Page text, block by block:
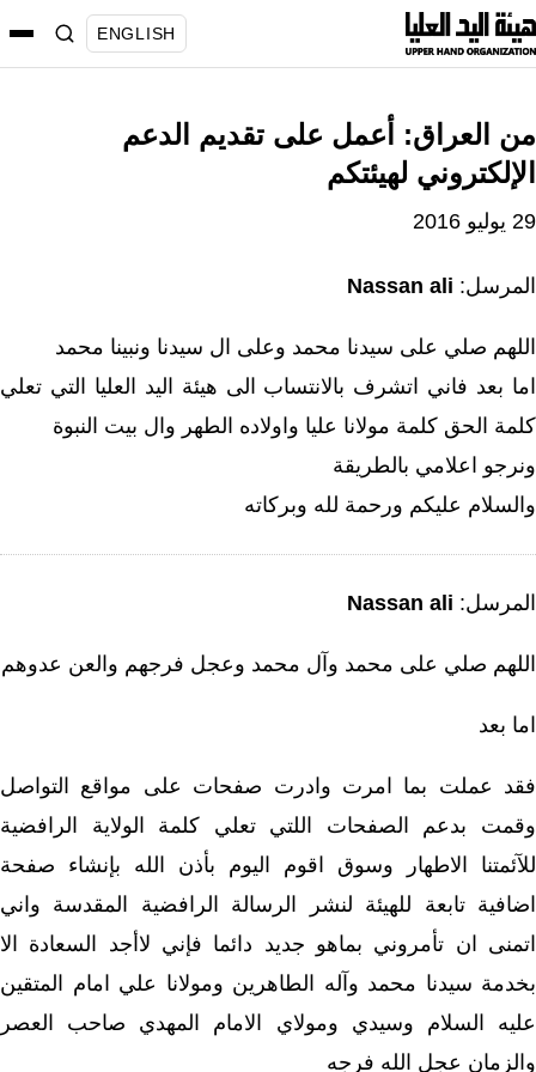
انتقل
إلى
ENGLISH
من العراق: أعمل على تقديم الدعم
الإلكتروني لهيئتكم
29 يوليو 2016
المرسل: Nassan ali
اللهم صلي على سيدنا محمد وعلى ال سيدنا ونبينا محمد
اما بعد فاني اتشرف بالانتساب الى هيئة اليد العليا التي تعلي
كلمة الحق كلمة مولانا عليا واولاده الطهر وال بيت النبوة
ونرجو اعلامي بالطريقة
والسلام عليكم ورحمة لله وبركاته
المرسل: Nassan ali
اللهم صلي على محمد وآل محمد وعجل فرجهم والعن عدوهم
اما بعد
فقد عملت بما امرت وادرت صفحات على مواقع التواصل
وقمت بدعم الصفحات اللتي تعلي كلمة الولاية الرافضية
للآئمتنا الاطهار وسوق اقوم اليوم بأذن الله بإنشاء صفحة
اضافية تابعة للهيئة لنشر الرسالة الرافضية المقدسة واني
اتمنى ان تأمروني بماهو جديد دائما فإني لاأجد السعادة الا
بخدمة سيدنا محمد وآله الطاهرين ومولانا علي امام المتقين
عليه السلام وسيدي ومولاي الامام المهدي صاحب العصر
والزمان عجل الله فرجه